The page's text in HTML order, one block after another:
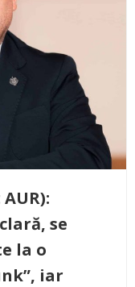
se
la o
iar